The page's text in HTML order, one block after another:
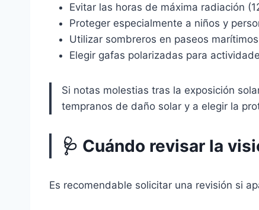
Evitar las horas de máxima radiación
Proteger especialmente a niños y
Utilizar sombreros en paseos
Elegir gafas polarizadas para
Si notas molestias tras la exposición
tempranos de daño solar y a elegir la
🩺 Cuándo revisar la
Es recomendable solicitar una revisión si